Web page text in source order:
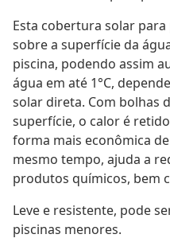
Esta cobertura solar
sobre a superfície da
piscina, podendo assim
água em até 1°C,
solar direta. Com bolhas
superfície, o calor é
forma mais econômica
mesmo tempo, ajuda a
produtos químicos, bem
Leve e resistente, pode
piscinas menores.